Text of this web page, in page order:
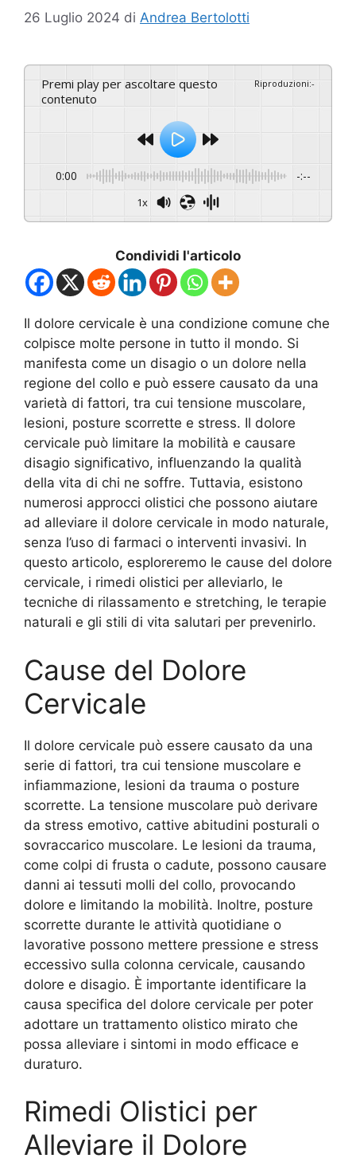
26 Luglio 2024 di Andrea Bertolotti
Premi play per ascoltare questo
contenuto
Riproduzioni:-
0:00 -:--
1x
Condividi l'articolo
Il dolore cervicale è una condizione comune che
colpisce molte persone in tutto il mondo. Si
manifesta come un disagio o un dolore nella
regione del collo e può essere causato da una
varietà di fattori, tra cui tensione muscolare,
lesioni, posture scorrette e stress. Il dolore
cervicale può limitare la mobilità e causare
disagio significativo, influenzando la qualità
della vita di chi ne soffre. Tuttavia, esistono
numerosi approcci olistici che possono aiutare
ad alleviare il dolore cervicale in modo naturale,
senza l’uso di farmaci o interventi invasivi. In
questo articolo, esploreremo le cause del dolore
cervicale, i rimedi olistici per alleviarlo, le
tecniche di rilassamento e stretching, le terapie
naturali e gli stili di vita salutari per prevenirlo.
Cause del Dolore
Cervicale
Il dolore cervicale può essere causato da una
serie di fattori, tra cui tensione muscolare e
infiammazione, lesioni da trauma o posture
scorrette. La tensione muscolare può derivare
da stress emotivo, cattive abitudini posturali o
sovraccarico muscolare. Le lesioni da trauma,
come colpi di frusta o cadute, possono causare
danni ai tessuti molli del collo, provocando
dolore e limitando la mobilità. Inoltre, posture
scorrette durante le attività quotidiane o
lavorative possono mettere pressione e stress
eccessivo sulla colonna cervicale, causando
dolore e disagio. È importante identificare la
causa specifica del dolore cervicale per poter
adottare un trattamento olistico mirato che
possa alleviare i sintomi in modo efficace e
duraturo.
Rimedi Olistici per
Alleviare il Dolore